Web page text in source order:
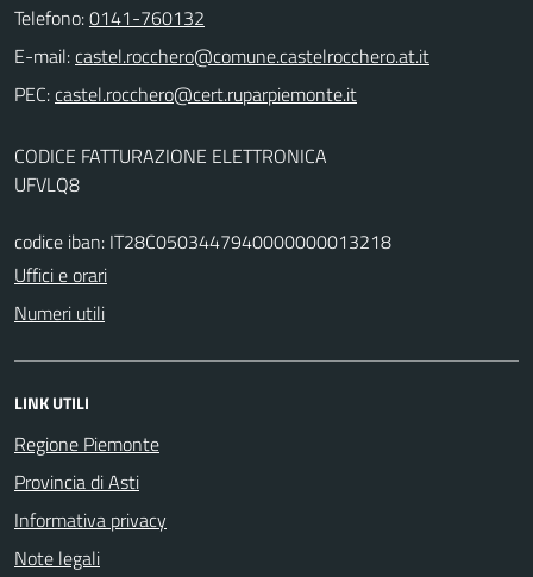
Telefono:0141-760132
E-mail:
PEC:
CODICE FATTURAZIONE ELETTRONICA
UFVLQ8
codice iban: IT28C0503447940000000013218
Uffici e orari
Numeri utili
LINK UTILI
Regione Piemonte
Provincia di Asti
Informativa privacy
Note legali